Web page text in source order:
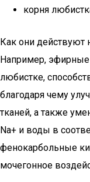
корня
Как они действуют
Например,
любистке,
благодаря чему
тканей, а также
Na+ и воды в
фенокарбольные
мочегонное